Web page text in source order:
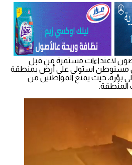
لاعتداءات مستمرة من قبل
مستوطن استولى على أرض بمنطقة
بؤرة، حيث يمنع المواطنين من
المنطقة.